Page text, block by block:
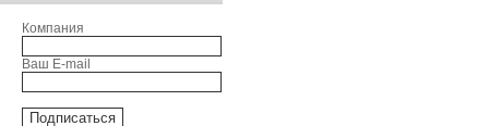
Компания
Ваш E-mail